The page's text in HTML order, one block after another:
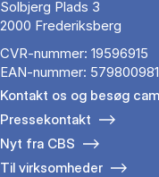
Solbjerg Plads 3
2000 Frederiksberg
CVR-nummer: 19596915
EAN-nummer:
Kontakt os og besøg
Pressekontakt
Nyt fra CBS
Til virksomheder